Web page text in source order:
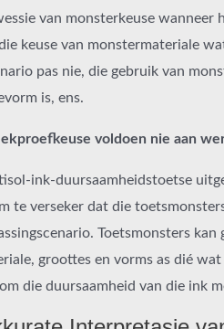
van monsterkeuse wanneer
keuse van monstermateriale
pas nie, die gebruik van
is, ens.
voldoen nie aan
ink-duursaamheidstoetse
te verseker dat die
Toetsmonsters kan
groottes en vorms as dié
die duursaamheid van die ink